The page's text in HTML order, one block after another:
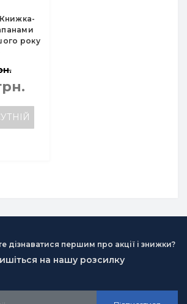
року
дізнаватися першим про акції і знижки?
на нашу розсилку